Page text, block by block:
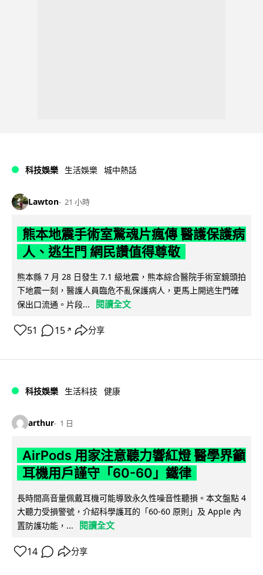
科技娛樂 生活娛樂 城中熱話
Lawton 21 小時
熊本地震手術室驚魂片瘋傳 醫護保護病
人、逃生門 網民讚值得尊敬
熊本縣 7 月 28 日發生 7.1 級地震，熊本綜合醫院手術室鏡頭拍
下地震一刻，醫護人員臨危不亂保護病人，更馬上開逃生門確
保出口流通。片段...
閱讀全文
51 15 ↗ 分享
科技娛樂 生活科技 健康
arthur 1 日
AirPods 用家注意聽力響紅燈 醫學界籲
耳機用戶謹守「60-60」鐵律
長時間高音量佩戴耳機可能導致永久性噪音性聽損。本文盤點 4
大聽力受損警號，介紹科學護耳的「60-60 原則」及 Apple 內
置防護功能，...
閱讀全文
14 分享